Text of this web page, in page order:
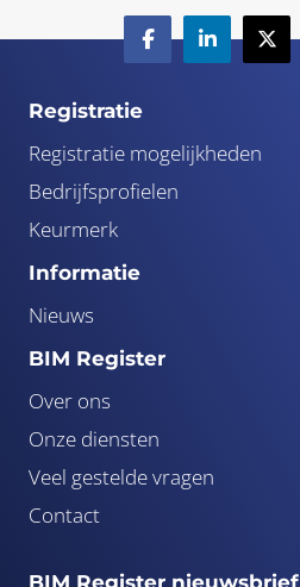
Registratie
Registratie mogelijkheden
Bedrijfsprofielen
Keurmerk
Informatie
Nieuws
BIM Register
Over ons
Onze diensten
Veel gestelde vragen
Contact